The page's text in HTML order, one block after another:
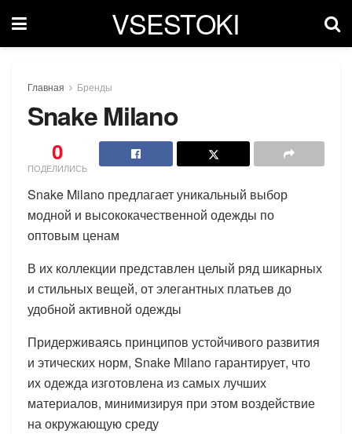
VSESTOKI
Главная Бренды
Snake Milano
0
ПОДЕЛИЛИСЬ
Snake Milano предлагает уникальный выбор
модной и высококачественной одежды по
оптовым ценам
В их коллекции представлен целый ряд шикарных
и стильных вещей, от элегантных платьев до
удобной активной одежды
Придерживаясь принципов устойчивого развития
и этических норм, Snake Milano гарантирует, что
их одежда изготовлена из самых лучших
материалов, минимизируя при этом воздействие
на окружающую среду